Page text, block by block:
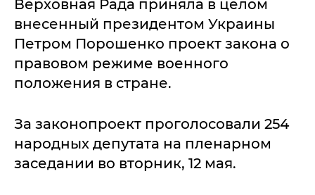
Верховная Рада приняла в целом
внесенный президентом Украины
Петром Порошенко проект закона о
правовом режиме военного
положения в стране.
За законопроект проголосовали 254
народных депутата на пленарном
заседании во вторник, 12 мая.